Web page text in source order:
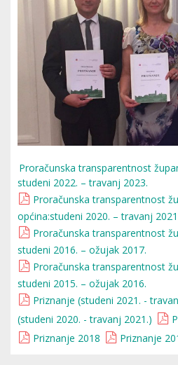
Proračunska transparentnost
studeni 2022. – travanj 2023.
Proračunska transparentnost
općina:studeni 2020. – travanj
Proračunska transparentnost
studeni 2016. – ožujak 2017.
Proračunska transparentnost
studeni 2015. – ožujak 2016.
Priznanje (studeni 2021. -
(studeni 2020. - travanj 2021.)
Priznanje 2018
Priznanje